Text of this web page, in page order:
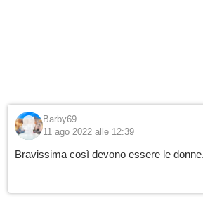
Barby69
11 ago 2022 alle 12:39
Bravissima così devono essere le